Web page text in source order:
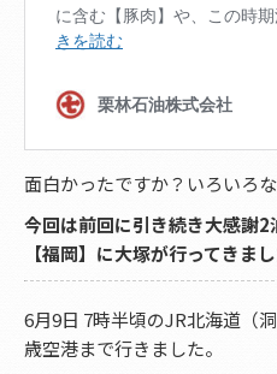
面白かったですか？いろいろ
今回は前回に引き続き大感謝2
【福岡】に大塚が行ってきまし
6月9日 7時半頃のJR北海道（
歳空港まで行きました。